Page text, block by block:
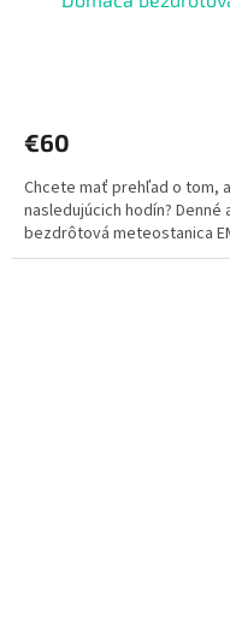
€60
Chcete mať prehľad o tom,
nasledujúcich hodín?
bezdrôtová meteostanica